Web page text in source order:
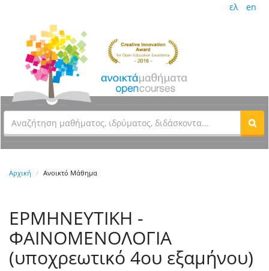
ελ en
Αρχική Ανοικτό Μάθημα
ΕΡΜΗΝΕΥΤΙΚΗ -
ΦΑΙΝΟΜΕΝΟΛΟΓΙΑ
(υποχρεωτικό 4ου εξαμήνου)